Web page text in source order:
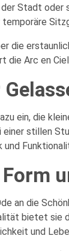
Stadt
die
die Arc en
ein, die
stillen
an die
bietet sie
und